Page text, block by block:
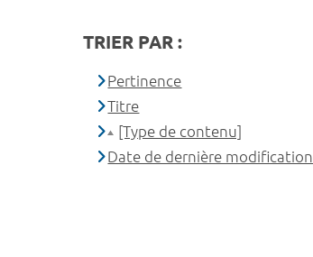
TRIER PAR :
Pertinence
Titre
[Type de contenu]
Date de dernière modification